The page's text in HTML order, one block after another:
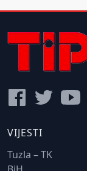
VIJESTI
Tuzla – TK